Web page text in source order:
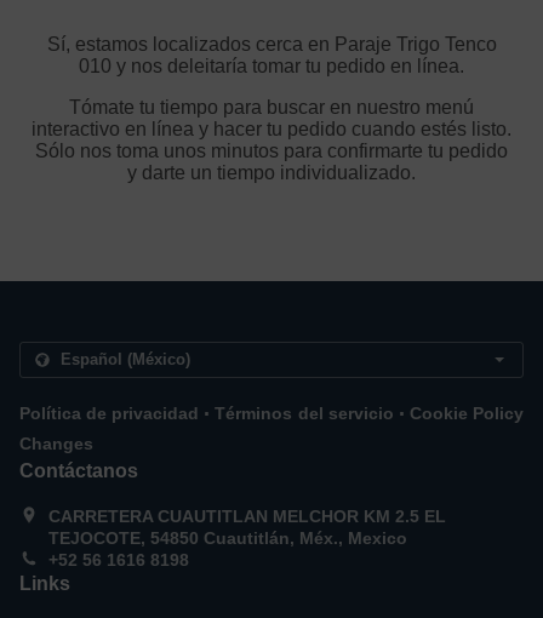
Sí, estamos localizados cerca en Paraje Trigo Tenco
010 y nos deleitaría tomar tu pedido en línea.
Tómate tu tiempo para buscar en nuestro menú
interactivo en línea y hacer tu pedido cuando estés listo.
Sólo nos toma unos minutos para confirmarte tu pedido
y darte un tiempo individualizado.
Política de privacidad . Términos del servicio . Cookie Policy
Changes
Contáctanos
CARRETERA CUAUTITLAN MELCHOR KM 2.5 EL
TEJOCOTE, 54850 Cuautitlán, Méx., Mexico
+52 56 1616 8198
Links